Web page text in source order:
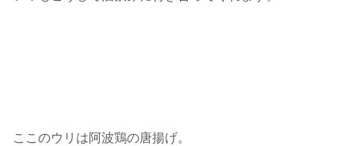
ここのウリは阿波鶏の唐揚げ。